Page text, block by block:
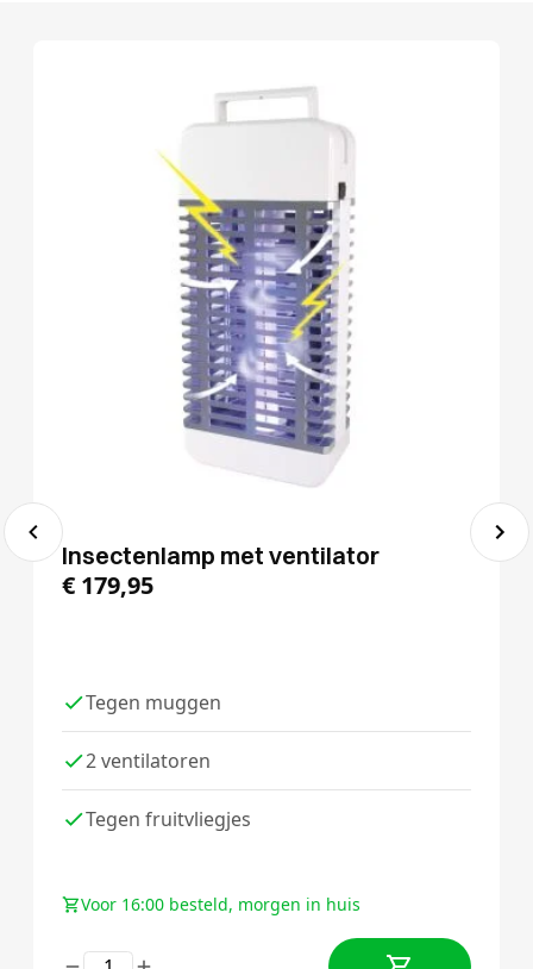
Insectenlamp met ventilator
€ 179,95
Tegen muggen
2 ventilatoren
Tegen fruitvliegjes
Voor 16:00 besteld, morgen in huis